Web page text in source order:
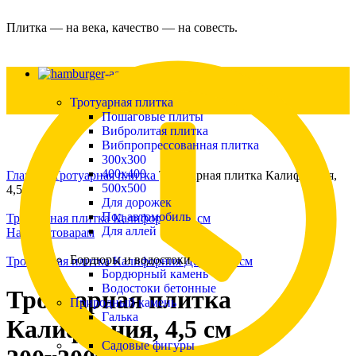
Плитка — на века, качество — на совесть.
Тротуарная плитка
Пошаговые плиты
Вибролитая плитка
Вибпропрессованная плитка
300х300
400х400
500х500
Для дорожек
Под автомобиль
Для аллей
Бордюры и водостоки
Бордюрный камень
Водостоки бетонные
Природный камень
Галька
Садовые фигуры
Увеличить
Главная
Тротуарная плитка Тротуарная плитка Калифорния,
4,5 см
Тротуарная плитка Калифорния, 3 см
Назад к товарам
Тротуарная плитка Калифорния Дерево, 3 см
Тротуарная плитка
Калифорния, 4,5 см